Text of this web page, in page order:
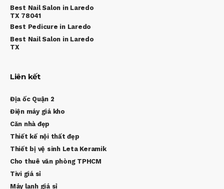
Best Nail Salon in Laredo
TX 78041
Best Pedicure in Laredo
Best Nail Salon in Laredo
TX
Liên kết
Địa ốc Quận 2
Điện máy giá kho
Căn nhà đẹp
Thiết kế nội thất đẹp
Thiết bị vệ sinh Leta Keramik
Cho thuê văn phòng TPHCM
Tivi giá sỉ
Máy lạnh giá sỉ